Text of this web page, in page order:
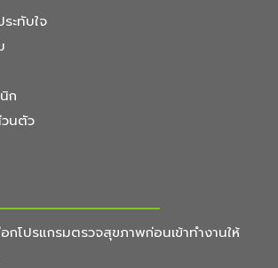
ะทับใจ
ก
นตัว
กโปรแกรมตรวจสุขภาพก่อนเข้าทำงานให้